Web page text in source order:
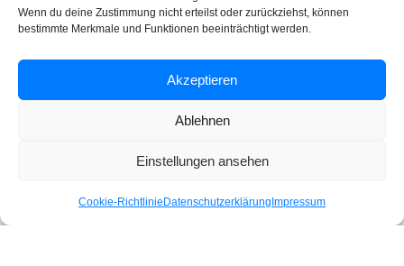
Wenn du deine Zustimmung nicht erteilst oder zurückziehst, können
bestimmte Merkmale und Funktionen beeinträchtigt werden.
Akzeptieren
Ablehnen
Einstellungen ansehen
Cookie-Richtlinie Datenschutzerklärung Impressum
Rechtliches
Datenschutzerklärung
Social Media